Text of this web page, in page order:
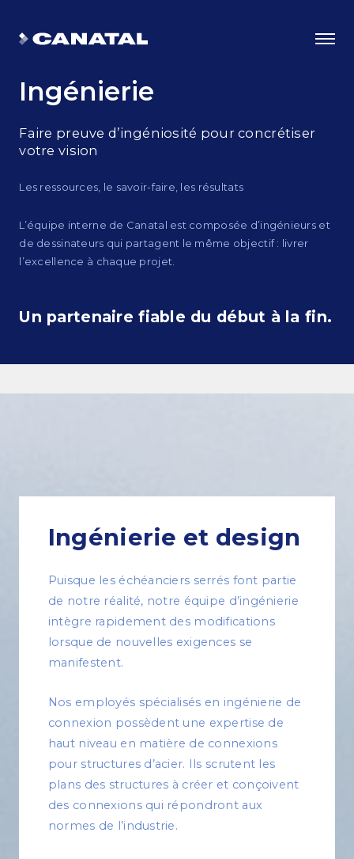
Les avantages de l’ingéniosité
Fabrication
Gestion de projets
Érection de charpentes d’acier
Ingénierie
Faire preuve d’ingéniosité pour concrétiser
votre vision
Les ressources, le savoir-faire, les résultats
L’équipe interne de Canatal est composée d’ingénieurs et
de dessinateurs qui partagent le même objectif : livrer
l’excellence à chaque projet.
Un partenaire fiable du début à la fin.
Ingénierie et design
Puisque les échéanciers serrés font partie
de notre réalité, notre équipe d’ingénierie
intègre rapidement des modifications
lorsque de nouvelles exigences se
manifestent.
Nos employés spécialisés en ingénierie de
connexion possèdent une expertise de
haut niveau en matière de connexions
pour structures d’acier. Ils scrutent les
plans des structures à créer et conçoivent
des connexions qui répondront aux
normes de l’industrie.